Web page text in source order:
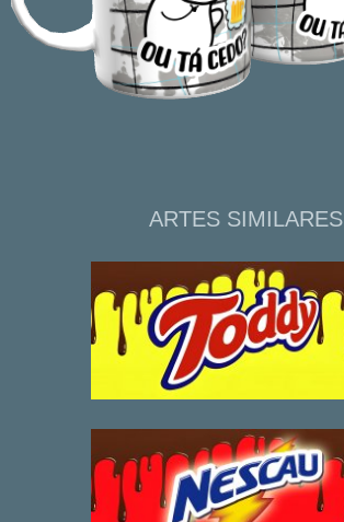
ARTES SIMILARES